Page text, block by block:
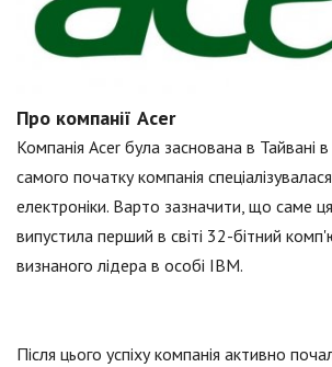
Про компанії Acer
Компанія Acer була заснована в Тайвані
самого початку компанія
електроніки. Варто зазначити, що саме
випустила перший в світі 32-бітний
визнаного лідера в особі IBM.
Після цього успіху компанія активно